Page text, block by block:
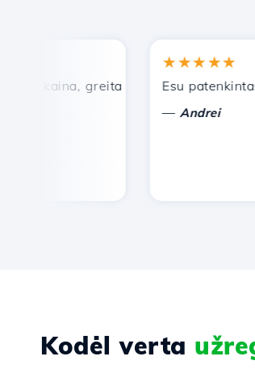
kaina, greita ir efektyvi techninė
★★★★★
Esu patenkintas
Andrei
Kodėl verta